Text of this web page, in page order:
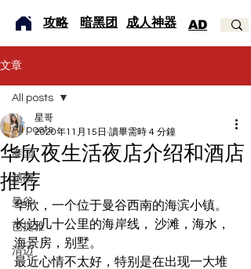
​攻略 暗黑团 成人神器 AD
文章
All posts
泰国
越南
曼谷
芭提雅
清迈
All posts
华欣夜生活夜店介绍和酒店
推荐
星哥
2020年11月15日 讀畢需時 4 分鐘
华欣，一个位于曼谷西南的海滨小镇。
长达几十公里的海岸线， 沙滩，海水，
海景房，别墅。
最近心情不太好，特别是在出现一大堆